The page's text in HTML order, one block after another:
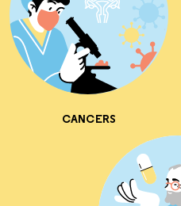
CANCERS